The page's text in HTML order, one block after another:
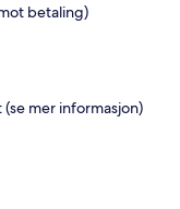
betaling)
mer informasjon)